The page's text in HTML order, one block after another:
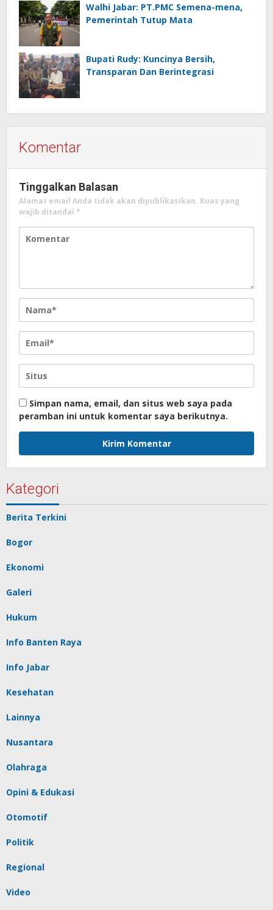
Walhi Jabar: PT.PMC Semena-mena,
Pemerintah Tutup Mata
Bupati Rudy: Kuncinya Bersih,
Transparan Dan Berintegrasi
Komentar
Tinggalkan Balasan
Alamat email Anda tidak akan dipublikasikan. Ruas yang
wajib ditandai *
Simpan nama, email, dan situs web saya pada
peramban ini untuk komentar saya berikutnya.
Kategori
Berita Terkini
Bogor
Ekonomi
Galeri
Hukum
Info Banten Raya
Info Jabar
Kesehatan
Lainnya
Nusantara
Olahraga
Opini & Edukasi
Otomotif
Politik
Regional
Video